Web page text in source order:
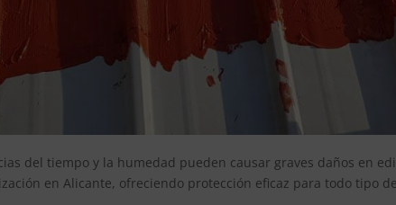
del tiempo y la humedad pueden causar graves daños en
en Alicante, ofreciendo protección eficaz para todo tipo